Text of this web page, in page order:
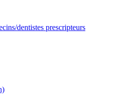
dentistes prescripteurs